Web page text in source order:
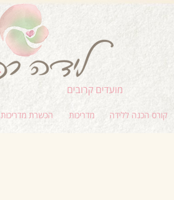
מועדים קרובים
קורס הכנה ללידה מדריכות הכשרת מדריכות